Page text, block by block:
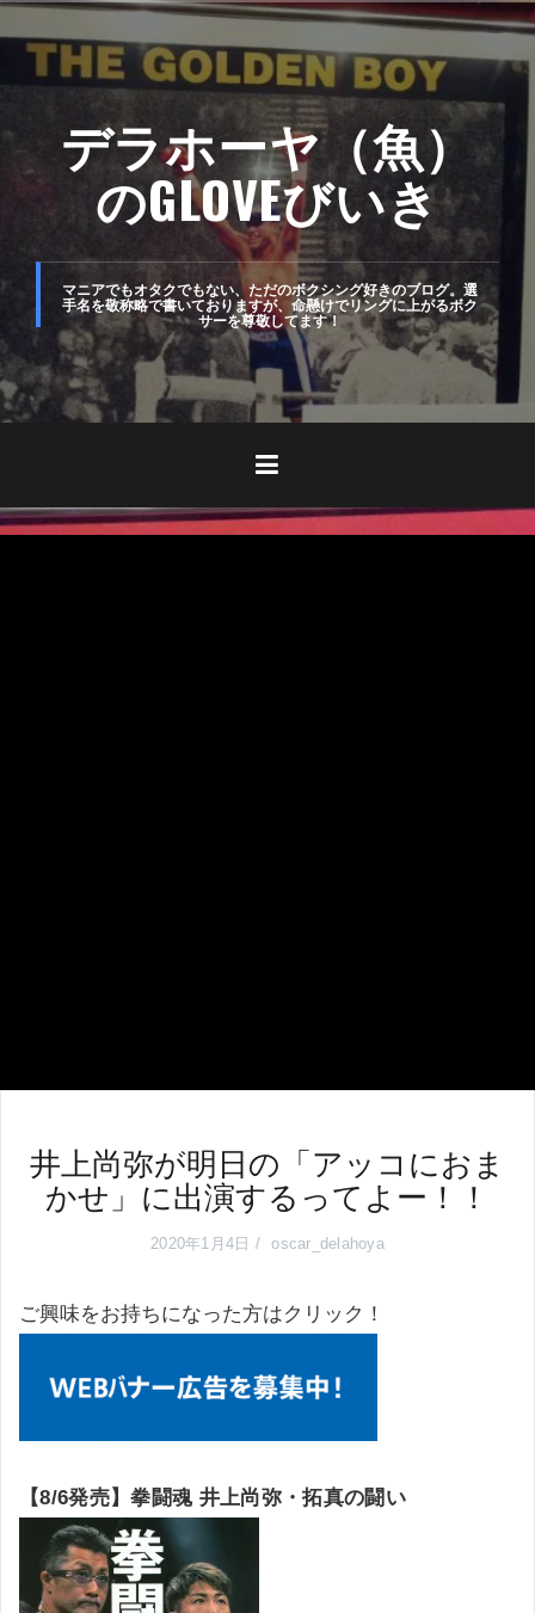
ン
キ
プ
デラホーヤ（魚）
のGLOVEびいき
マニアでもオタクでもない、ただのボクシング好きのブログ。選
手名を敬称略で書いておりますが、命懸けでリングに上がるボク
サーを尊敬してます！
井上尚弥が明日の「アッコにおま
かせ」に出演するってよー！！
2020年1月4日 oscar_delahoya
ご興味をお持ちになった方はクリック！
【8/6発売】拳闘魂 井上尚弥・拓真の闘い